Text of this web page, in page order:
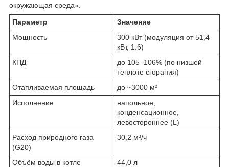
окружающая среда».
Параметр
Значение
Мощность
300 кВт (модуляция от 51,4
кВт, 1:6)
КПД
до 105–106% (по низшей
теплоте сгорания)
Отапливаемая площадь
до ~3000 м²
Исполнение
напольное,
конденсационное,
левостороннее (L)
Расход природного газа
(G20)
30,2 м³/ч
Объём воды в котле
44,0 л